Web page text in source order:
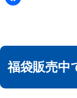
福袋販売中